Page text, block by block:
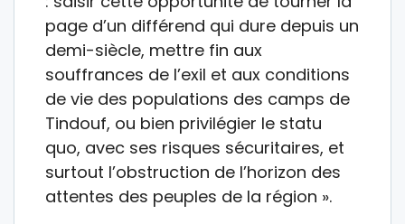
page d’un différend qui dure depuis un
demi-siècle, mettre fin aux
souffrances de l’exil et aux conditions
de vie des populations des camps de
Tindouf, ou bien privilégier le statu
quo, avec ses risques sécuritaires, et
surtout l’obstruction de l’horizon des
attentes des peuples de la région ».